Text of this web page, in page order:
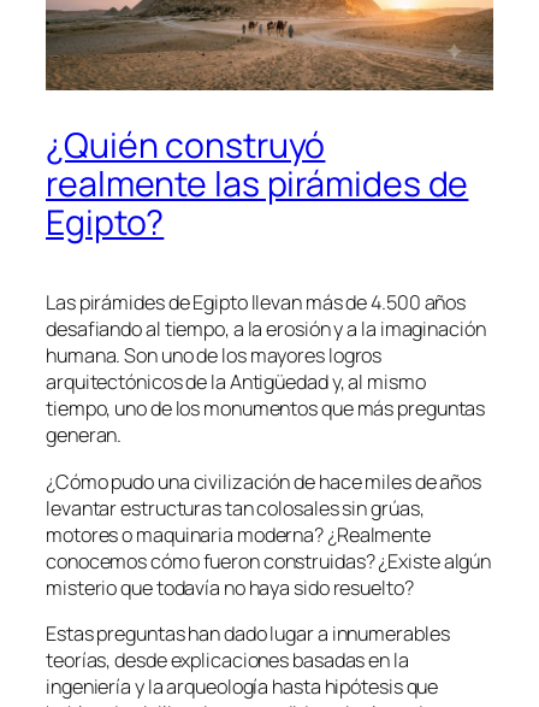
¿Quién construyó
realmente las pirámides de
Egipto?
Las pirámides de Egipto llevan más de 4.500 años
desafiando al tiempo, a la erosión y a la imaginación
humana. Son uno de los mayores logros
arquitectónicos de la Antigüedad y, al mismo
tiempo, uno de los monumentos que más preguntas
generan.
¿Cómo pudo una civilización de hace miles de años
levantar estructuras tan colosales sin grúas,
motores o maquinaria moderna? ¿Realmente
conocemos cómo fueron construidas? ¿Existe algún
misterio que todavía no haya sido resuelto?
Estas preguntas han dado lugar a innumerables
teorías, desde explicaciones basadas en la
ingeniería y la arqueología hasta hipótesis que